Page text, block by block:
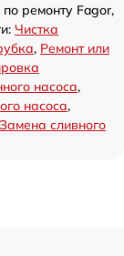
ремонту Fagor,
Чистка
, Ремонт или
насоса,
насоса,
Замена сливного